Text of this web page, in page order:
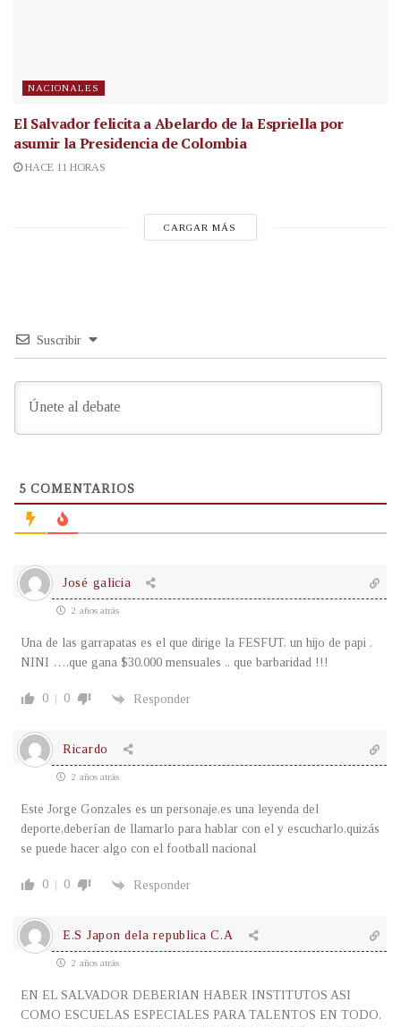
NACIONALES
El Salvador felicita a Abelardo de la Espriella por
asumir la Presidencia de Colombia
HACE 11 HORAS
CARGAR MÁS
Suscribir
5 COMENTARIOS
José galicia
2 años atrás
Una de las garrapatas es el que dirige la FESFUT, un hijo de papi .
NINI ….que gana $30.000 mensuales .. que barbaridad !!!
0 0 Responder
Ricardo
2 años atrás
Este Jorge Gonzales es un personaje,es una leyenda del
deporte,deberían de llamarlo para hablar con el y escucharlo,quizás
se puede hacer algo con el football nacional
0 0 Responder
E.S Japon dela republica C.A
2 años atrás
EN EL SALVADOR DEBERIAN HABER INSTITUTOS ASI
COMO ESCUELAS ESPECIALES PARA TALENTOS EN TODO.